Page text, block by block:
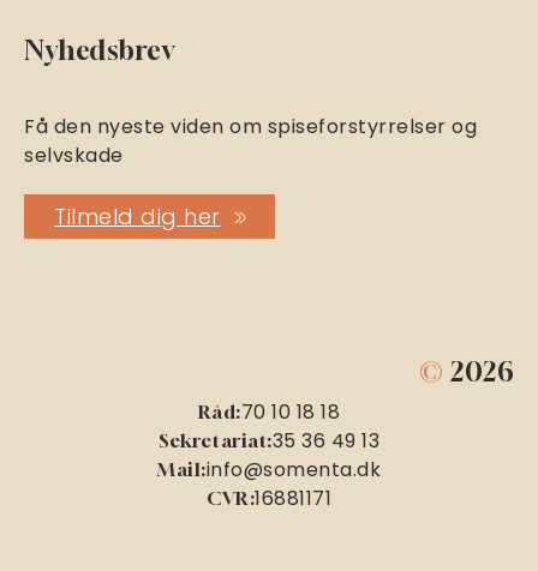
Nyhedsbrev
Få den nyeste viden om spiseforstyrrelser og
selvskade
Tilmeld dig her
© 2026
Råd:70 10 18 18
Sekretariat:35 36 49 13
Mail:info@somenta.dk
CVR:16881171